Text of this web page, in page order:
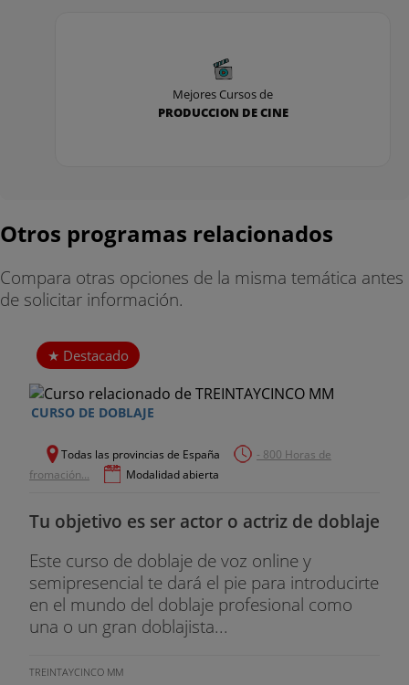
-. El prefijo arbitrario.
-. Imitando a los clásicos.
PROPUESTA DE TRABAJO:
-. Desarrollar la primera idea aplicando las técnicas
-. Nuevo storyline y nuevo paradigma.
-. Ver y analizar “Gladiator”.
TERCER DÍA.
Llegamos al ecuador del curso, es el momento de
conocer la parte práctica de la escritura de guion,
¿Cómo convierto mi idea en un guion? Para ello
estudiaremos el proceso en cada una de sus
fases.
FASES EN LA ESCRITURA DEL GUION.
Mejores Cursos de
PRODUCCION DE CINE
Otros programas relacionados
Compara otras opciones de la misma temática antes
de solicitar información.
Destacado
CURSO DE DOBLAJE
Todas las provincias de España
- 800 Horas de
fromación...
Modalidad abierta
Tu objetivo es ser actor o actriz de doblaje
Este curso de doblaje de voz online y
semipresencial te dará el pie para introducirte
en el mundo del doblaje profesional como
una o un gran doblajista...
TREINTAYCINCO MM